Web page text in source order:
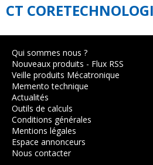
CT
Qui sommes nous ?
Nouveaux produits - Flux RSS
Veille produits Mécatronique
Memento technique
Actualités
Outils de calculs
Conditions générales
Mentions légales
Espace annonceurs
Nous contacter